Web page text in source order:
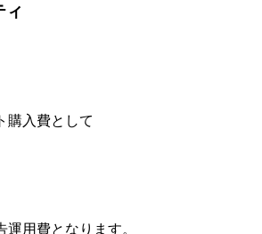
ィ
購入費として
用費となります。